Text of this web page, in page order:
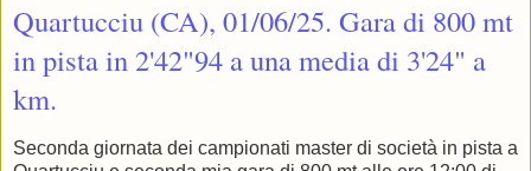
Quartucciu (CA), 01/06/25. Gara di 800 mt
in pista in 2'42"94 a una media di 3'24" a
km.
Seconda giornata dei campionati master di società in pista a